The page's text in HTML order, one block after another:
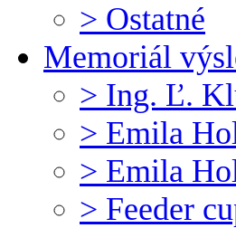
> Ostatné
Memoriál
> Ing. Ľ.
> Emila
> Emila
> Feeder